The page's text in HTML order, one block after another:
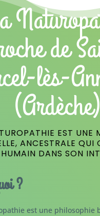
de
lès-
(Ardèche)
EST UNE
ANCESTRALE QUI
HUMAIN DANS SON
?
est une philosophie